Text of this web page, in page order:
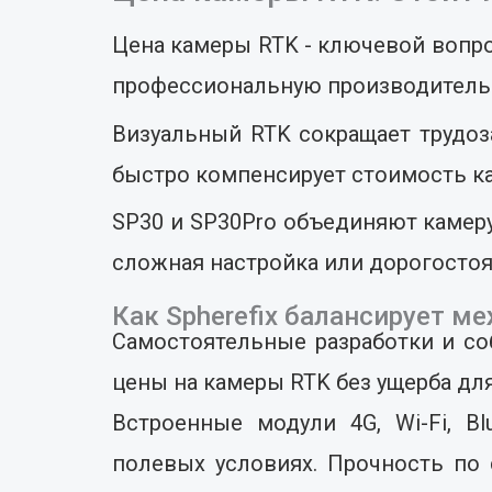
Цена камеры RTK - ключевой
профессиональную
Визуальный RTK сокращает
быстро компенсирует стоимость
SP30 и SP30Pro объединяют
сложная настройка или
Как Spherefix балансирует
Самостоятельные разработки и
цены на камеры RTK без ущерба
Встроенные модули 4G, Wi-Fi,
полевых условиях. Прочность